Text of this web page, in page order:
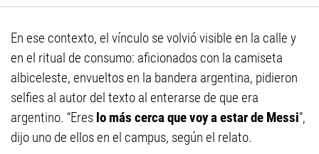
En ese contexto, el vínculo se volvió visible en la calle y
en el ritual de consumo: aficionados con la camiseta
albiceleste, envueltos en la bandera argentina, pidieron
selfies al autor del texto al enterarse de que era
argentino. “Eres lo más cerca que voy a estar de Messi”,
dijo uno de ellos en el campus, según el relato.